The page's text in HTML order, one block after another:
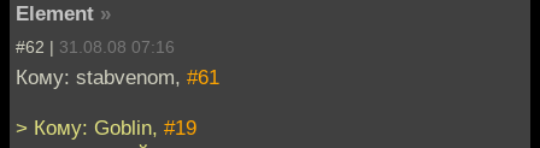
Element »
#62 | 31.08.08 07:16
Кому: stabvenom, #61
> Кому: Goblin, #19